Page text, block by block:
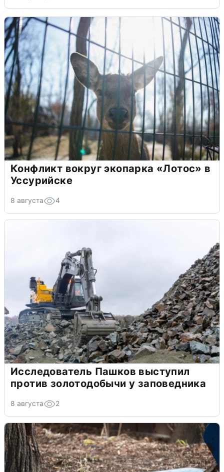
Конфликт вокруг экопарка «Лотос» в
Уссурийске
8 августа 4
Исследователь Пашков выступил
против золотодобычи у заповедника
8 августа 2